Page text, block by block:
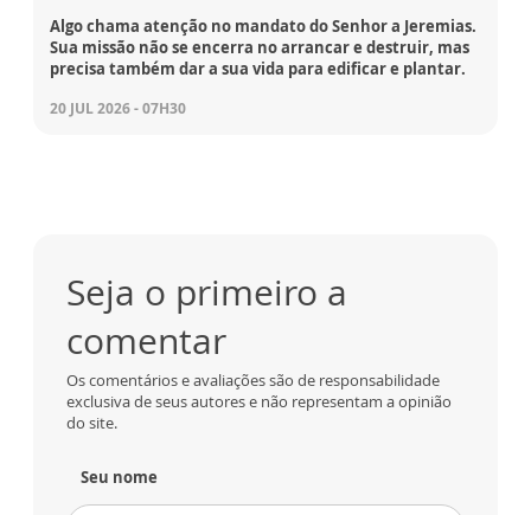
Algo chama atenção no mandato do Senhor a Jeremias.
Sua missão não se encerra no arrancar e destruir, mas
precisa também dar a sua vida para edificar e plantar.
20 JUL 2026 - 07H30
Seja o primeiro a
comentar
Os comentários e avaliações são de responsabilidade
exclusiva de seus autores e não representam a opinião
do site.
Seu nome